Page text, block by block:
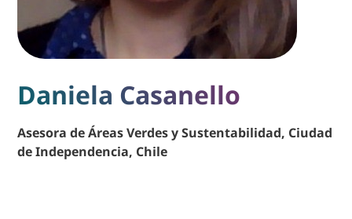
Daniela Casanello
Asesora de Áreas Verdes y Sustentabilidad, Ciudad
de Independencia, Chile